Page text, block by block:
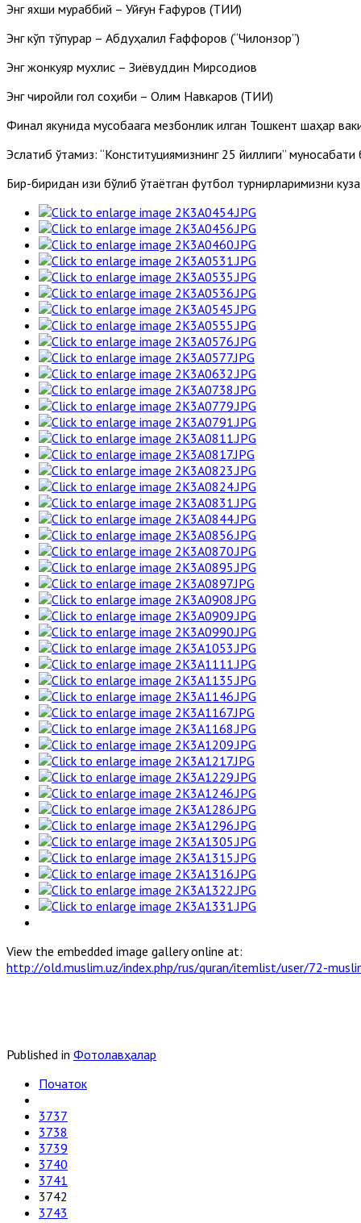
Энг яхши мураббий – Уйғун Ғафуров (ТИИ)
Энг кўп тўпурар – Абдуҳалил Ғаффоров (“Чилонзор”)
Энг жонкуяр мухлис – Зиёвуддин Мирсодиқов
Энг чиройли гол соҳиби – Олим Навкаров (ТИИ)
Финал якунида мусобақага мезбонлик қилган Тошкент шаҳар
Эслатиб ўтамиз: “Конституциямизнинг 25 йиллиги”
Бир-биридан қизиқ бўлиб ўтаётган футбол турнирларимизни
View the embedded image gallery online at:
http://old.muslim.uz/index.php/rus/quran/itemlist/user/72-
Published in Фотолавҳалар
Початок
3737
3738
3739
3740
3741
3742
3743